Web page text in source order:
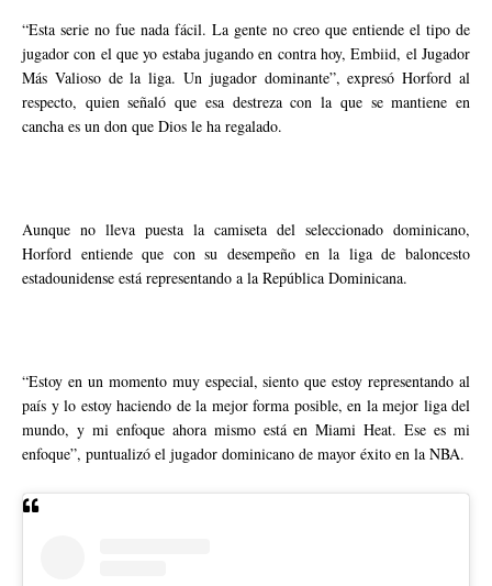
“Esta serie no fue nada fácil. La gente no creo que entiende el tipo de
jugador con el que yo estaba jugando en contra hoy, Embiid, el Jugador
Más Valioso de la liga. Un jugador dominante”, expresó Horford al
respecto, quien señaló que esa destreza con la que se mantiene en
cancha es un don que Dios le ha regalado.
Aunque no lleva puesta la camiseta del seleccionado dominicano,
Horford entiende que con su desempeño en la liga de baloncesto
estadounidense está representando a la República Dominicana.
“Estoy en un momento muy especial, siento que estoy representando al
país y lo estoy haciendo de la mejor forma posible, en la mejor liga del
mundo, y mi enfoque ahora mismo está en Miami Heat. Ese es mi
enfoque”, puntualizó el jugador dominicano de mayor éxito en la NBA.